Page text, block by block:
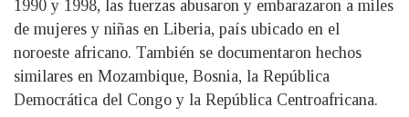
1990 y 1998, las fuerzas abusaron y embarazaron a miles
de mujeres y niñas en Liberia, país ubicado en el
noroeste africano. También se documentaron hechos
similares en Mozambique, Bosnia, la República
Democrática del Congo y la República Centroafricana.